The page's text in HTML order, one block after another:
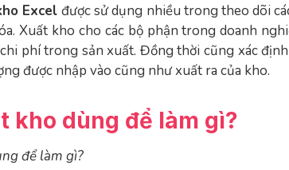
Excel được sử dụng nhiều trong theo dõi
Xuất kho cho các bộ phận trong doanh
phí trong sản xuất. Đồng thời cũng xác
được nhập vào cũng như xuất ra của kho.
kho dùng để làm gì?
để làm gì?